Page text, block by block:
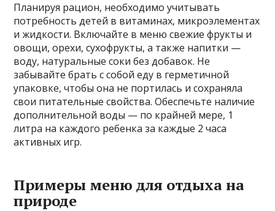
Планируя рацион, необходимо учитывать
потребность детей в витаминах, микроэлементах
и жидкости. Включайте в меню свежие фрукты и
овощи, орехи, сухофрукты, а также напитки —
воду, натуральные соки без добавок. Не
забывайте брать с собой еду в герметичной
упаковке, чтобы она не портилась и сохраняла
свои питательные свойства. Обеспечьте наличие
дополнительной воды — по крайней мере, 1
литра на каждого ребенка за каждые 2 часа
активных игр.
Примеры меню для отдыха на
природе